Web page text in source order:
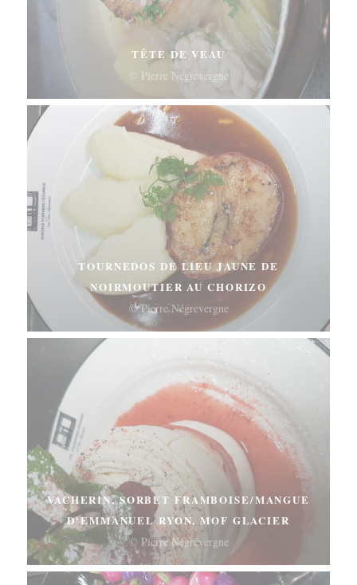
TÊTE DE VEAU
© Pierre Négrevergne
TOURNEDOS DE LIEU JAUNE DE
NOIRMOUTIER AU CHORIZO
© Pierre Négrevergne
VACHERIN, SORBET FRAMBOISE/MANGUE
D'EMMANUEL RYON, MOF GLACIER
© Pierre Négrevergne